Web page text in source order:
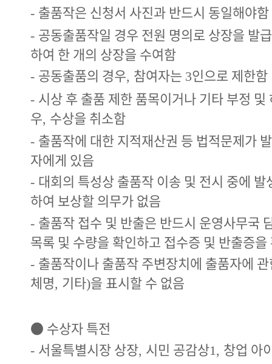
- 출품작은 신청서 사진과 반드시 동일해야함
- 공동출품작일 경우 전원 명의로 상장을 발
하여 한 개의 상장을 수여함
- 공동출품의 경우, 참여자는 3인으로 제한함
- 시상 후 출품 제한 품목이거나 기타 부정
우, 수상을 취소함
- 출품작에 대한 지적재산권 등 법적문제가
자에게 있음
- 대회의 특성상 출품작 이송 및 전시 중에
하여 보상할 의무가 없음
- 출품작 접수 및 반출은 반드시 운영사무국
목록 및 수량을 확인하고 접수증 및 반출증
- 출품작이나 출품작 주변장치에 출품자에
체명, 기타)을 표시할 수 없음
● 수상자 특전
- 서울특별시장 상장, 시민 공감상1, 창업 아